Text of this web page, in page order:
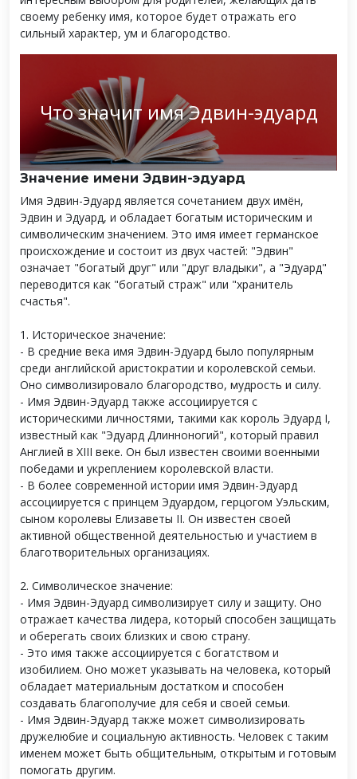
своему ребенку имя, которое будет отражать его
сильный характер, ум и благородство.
Что значит имя Эдвин-эдуард
Значение имени Эдвин-эдуард
Имя Эдвин-Эдуард является сочетанием двух имён,
Эдвин и Эдуард, и обладает богатым историческим и
символическим значением. Это имя имеет германское
происхождение и состоит из двух частей: "Эдвин"
означает "богатый друг" или "друг владыки", а "Эдуард"
переводится как "богатый страж" или "хранитель
счастья".
1. Историческое значение:
- В средние века имя Эдвин-Эдуард было популярным
среди английской аристократии и королевской семьи.
Оно символизировало благородство, мудрость и силу.
- Имя Эдвин-Эдуард также ассоциируется с
историческими личностями, такими как король Эдуард I,
известный как "Эдуард Длинноногий", который правил
Англией в XIII веке. Он был известен своими военными
победами и укреплением королевской власти.
- В более современной истории имя Эдвин-Эдуард
ассоциируется с принцем Эдуардом, герцогом Уэльским,
сыном королевы Елизаветы II. Он известен своей
активной общественной деятельностью и участием в
благотворительных организациях.
2. Символическое значение:
- Имя Эдвин-Эдуард символизирует силу и защиту. Оно
отражает качества лидера, который способен защищать
и оберегать своих близких и свою страну.
- Это имя также ассоциируется с богатством и
изобилием. Оно может указывать на человека, который
обладает материальным достатком и способен
создавать благополучие для себя и своей семьи.
- Имя Эдвин-Эдуард также может символизировать
дружелюбие и социальную активность. Человек с таким
именем может быть общительным, открытым и готовым
помогать другим.